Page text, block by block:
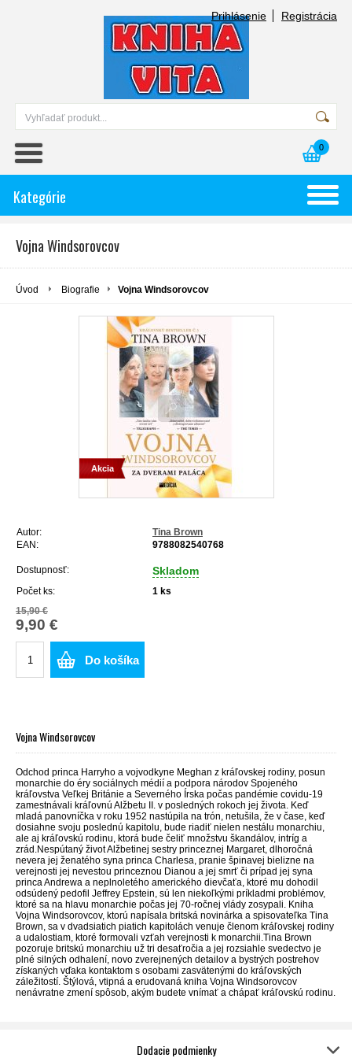
Prihlásenie Registrácia
0
Kategórie
Vojna Windsorovcov
Úvod Biografie Vojna Windsorovcov
Akcia
Autor:
Tina Brown
EAN:
9788082540768
Dostupnosť: Skladom
Počet ks: 1 ks
15,90 €
9,90 €
Do košíka
Vojna Windsorovcov
Odchod princa Harryho a vojvodkyne Meghan z kráľovskej rodiny, posun
monarchie do éry sociálnych médií a podpora národov Spojeného
kráľovstva Veľkej Británie a Severného Írska počas pandémie covidu-19
zamestnávali kráľovnú Alžbetu II. v posledných rokoch jej života. Keď
mladá panovníčka v roku 1952 nastúpila na trón, netušila, že v čase, keď
dosiahne svoju poslednú kapitolu, bude riadiť nielen nestálu monarchiu,
ale aj kráľovskú rodinu, ktorá bude čeliť množstvu škandálov, intríg a
zrád.Nespútaný život Alžbetinej sestry princeznej Margaret, dlhoročná
nevera jej ženatého syna princa Charlesa, pranie špinavej bielizne na
verejnosti jej nevestou princeznou Dianou a jej smrť či prípad jej syna
princa Andrewa a neplnoletého amerického dievčaťa, ktoré mu dohodil
odsúdený pedofil Jeffrey Epstein, sú len niekoľkými príkladmi problémov,
ktoré sa na hlavu monarchie počas jej 70-ročnej vlády zosypali. Kniha
Vojna Windsorovcov, ktorú napísala britská novinárka a spisovateľka Tina
Brown, sa v dvadsiatich piatich kapitolách venuje členom kráľovskej rodiny
a udalostiam, ktoré formovali vzťah verejnosti k monarchii.Tina Brown
pozoruje britskú monarchiu už tri desaťročia a jej rozsiahle svedectvo je
plné silných odhalení, novo zverejnených detailov a bystrých postrehov
získaných vďaka kontaktom s osobami zasvätenými do kráľovských
záležitostí. Štýlová, vtipná a erudovaná kniha Vojna Windsorovcov
nenávratne zmení spôsob, akým budete vnímať a chápať kráľovskú rodinu.
Dodacie podmienky